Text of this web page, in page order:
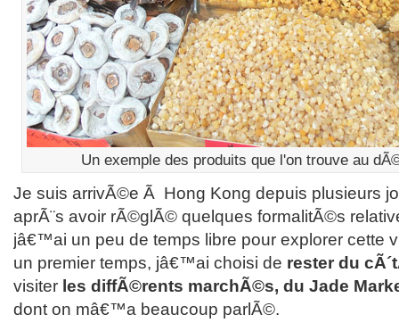
Un exemple des produits que l'on trouve au
Je suis arrivÃ©e Ã Hong Kong depuis plusieurs
aprÃ¨s avoir rÃ©glÃ© quelques formalitÃ©s
jâ€™ai un peu de temps libre pour explorer cette
un premier temps, jâ€™ai choisi de rester du
visiter les diffÃ©rents marchÃ©s, du Jade
dont on mâ€™a beaucoup parlÃ©.